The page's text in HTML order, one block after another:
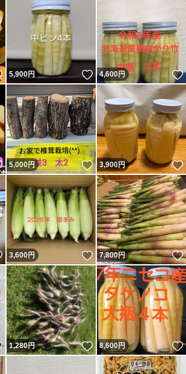
いいね！
5,900円 いいね！
4,600円
いいね！
5,000円 いいね！
3,900円
いいね！
3,600円 いいね！
7,800円
いいね！
1,280円 いいね！
8,600円